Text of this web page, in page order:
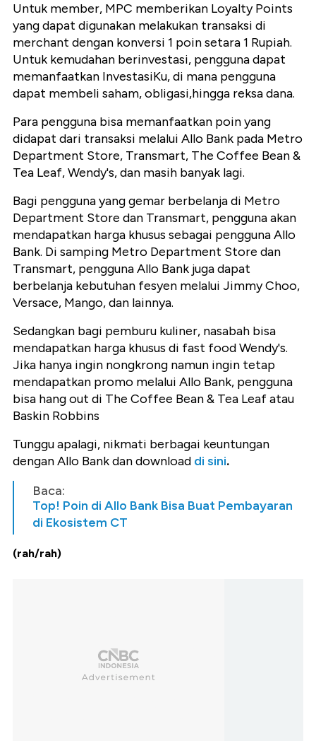
Untuk member, MPC memberikan Loyalty Points
yang dapat digunakan melakukan transaksi di
merchant dengan konversi 1 poin setara 1 Rupiah.
Untuk kemudahan berinvestasi, pengguna dapat
memanfaatkan InvestasiKu, di mana pengguna
dapat membeli saham, obligasi,hingga reksa dana.
Para pengguna bisa memanfaatkan poin yang
didapat dari transaksi melalui Allo Bank pada Metro
Department Store, Transmart, The Coffee Bean &
Tea Leaf, Wendy's, dan masih banyak lagi.
Bagi pengguna yang gemar berbelanja di Metro
Department Store dan Transmart, pengguna akan
mendapatkan harga khusus sebagai pengguna Allo
Bank. Di samping Metro Department Store dan
Transmart, pengguna Allo Bank juga dapat
berbelanja kebutuhan fesyen melalui Jimmy Choo,
Versace, Mango, dan lainnya.
Sedangkan bagi pemburu kuliner, nasabah bisa
mendapatkan harga khusus di fast food Wendy's.
Jika hanya ingin nongkrong namun ingin tetap
mendapatkan promo melalui Allo Bank, pengguna
bisa hang out di The Coffee Bean & Tea Leaf atau
Baskin Robbins
Tunggu apalagi, nikmati berbagai keuntungan
dengan Allo Bank dan download di sini.
Baca:
Top! Poin di Allo Bank Bisa Buat Pembayaran
di Ekosistem CT
(rah/rah)